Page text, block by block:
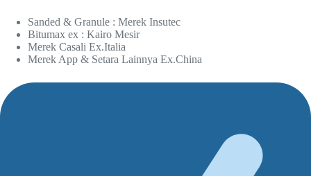
Sanded & Granule : Merek Insutec
Bitumax ex : Kairo Mesir
Merek Casali Ex.Italia
Merek App & Setara Lainnya Ex.China